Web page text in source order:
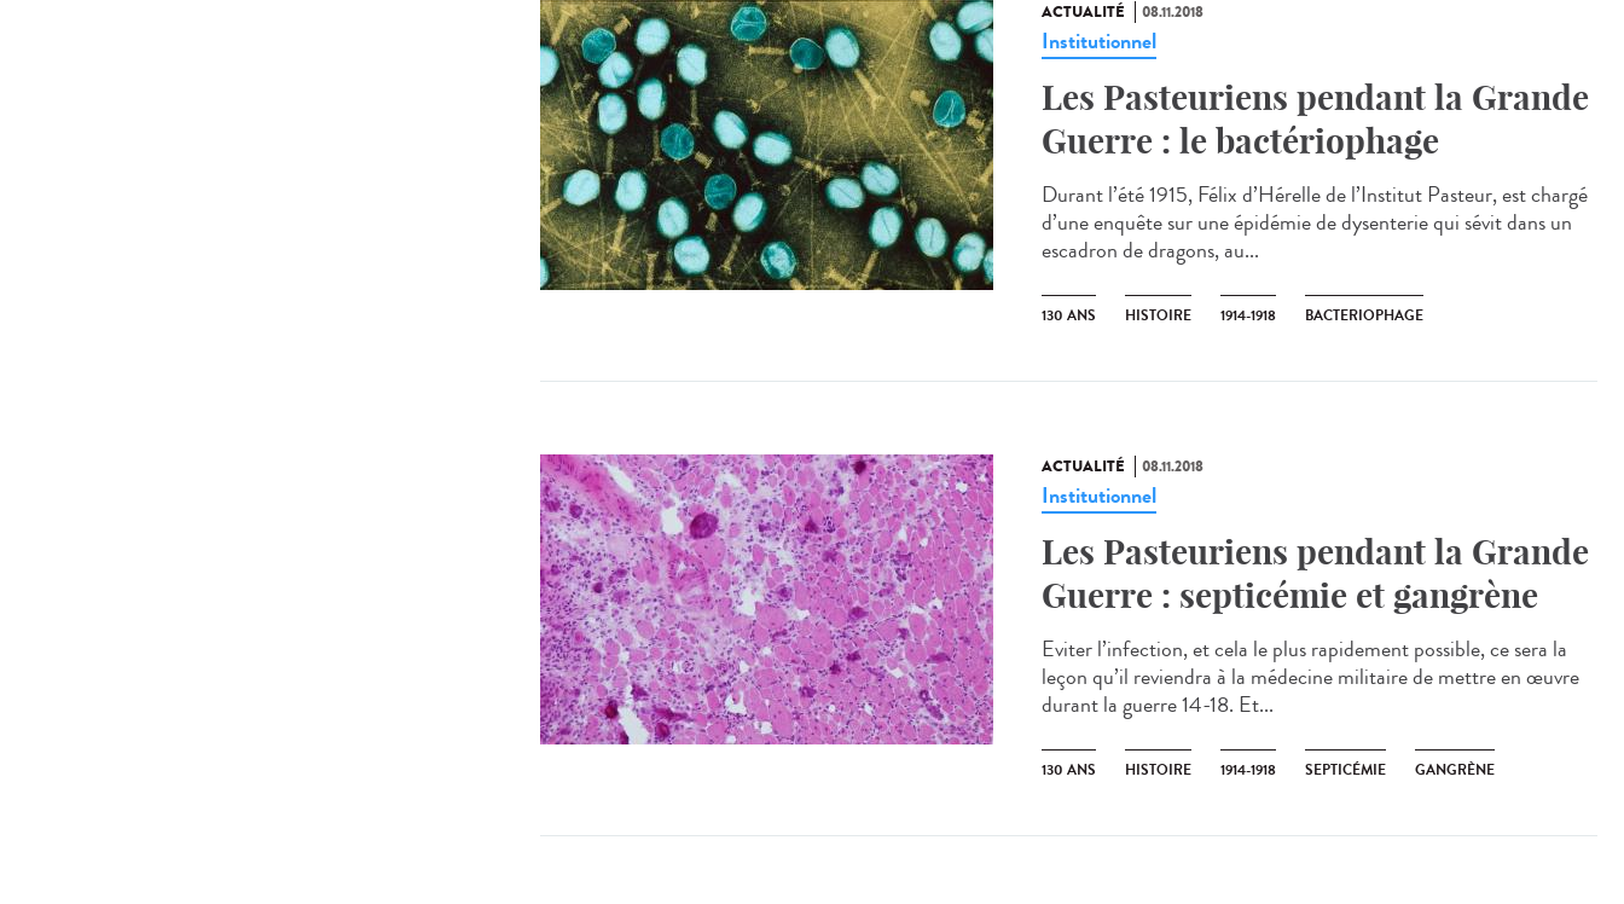
ACTUALITÉ 08.11.2018
Institutionnel
Les Pasteuriens pendant la Grande
Guerre : le bactériophage
Durant l’été 1915, Félix d’Hérelle de l’Institut Pasteur, est chargé
d’une enquête sur une épidémie de dysenterie qui sévit dans un
escadron de dragons, au...
130 ANS HISTOIRE 1914-1918 BACTERIOPHAGE
ACTUALITÉ 08.11.2018
Institutionnel
Les Pasteuriens pendant la Grande
Guerre : septicémie et gangrène
Eviter l’infection, et cela le plus rapidement possible, ce sera la
leçon qu’il reviendra à la médecine militaire de mettre en œuvre
durant la guerre 14-18. Et...
130 ANS HISTOIRE 1914-1918 SEPTICÉMIE GANGRÈNE